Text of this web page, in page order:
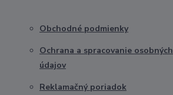
Obchodné podmienky
Ochrana a spracovanie osobných
údajov
Reklamačný poriadok